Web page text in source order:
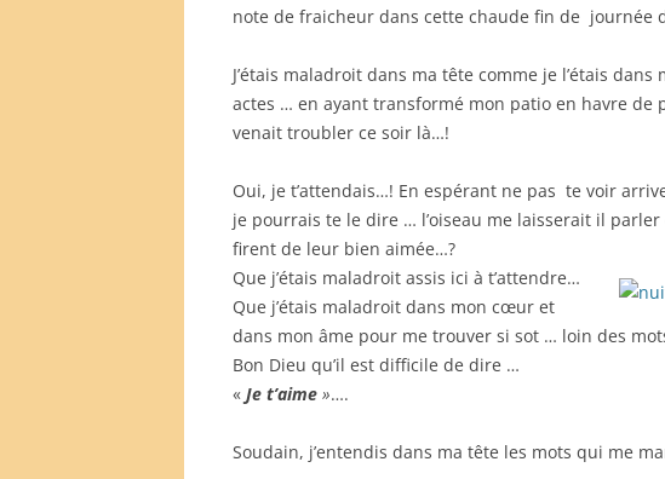
note de fraicheur dans cette chaude fin de journée
J’étais maladroit dans ma tête comme je l’étais
actes … en ayant transformé mon patio en havre de
venait troubler ce soir là…!
Oui, je t’attendais…! En espérant ne pas te voir
je pourrais te le dire … l’oiseau me laisserait il
firent de leur bien aimée…?
Que j’étais maladroit assis ici à t’attendre…
Que j’étais maladroit dans mon cœur et
dans mon âme pour me trouver si sot … loin des
Bon Dieu qu’il est difficile de dire …
« Je t’aime »….
Soudain, j’entendis dans ma tête les mots qui me